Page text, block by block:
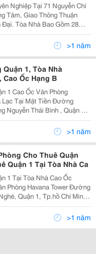
Nghiệp Tại 71 Nguyễn Chí
Tâm, Giao Thông Thuận
Tòa Nhà Bao Gồm 28
Chỗ Để Xe Thuận Tiện,
Thuê Các Phòng Làm Việ
>1 năm
1, Tòa Nhà
Cao Ốc Hạng B
1 Cao Ốc Văn Phòng
Lạc Tại Mặt Tiền Đường
Nguyễn Thái Bình , Quận 1,
Bank Tower Là Cao
Thiết Kế Thông Thoáng,>1 năm
Cho Thuê Quận
Quận 1 Tại Tòa Nhà Ca
1 Tại Tòa Nhà Cao Ốc
Phòng Havana Tower Đường
Quận 1, Tp.hồ Chí Minh.
Tower Có Chiều Cao Gồm
Với Tổng Diện Tích >1 năm